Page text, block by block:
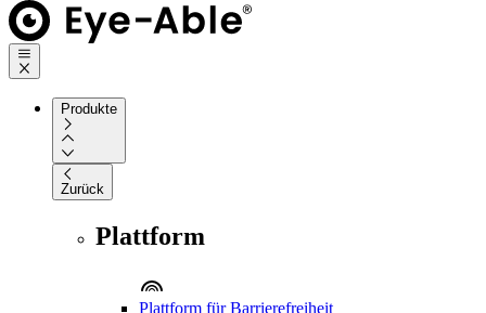
Produkte
Zurück
Plattform
Plattform für Barrierefreiheit